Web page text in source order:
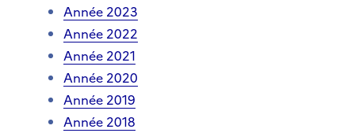
Année 2023
Année 2022
Année 2021
Année 2020
Année 2019
Année 2018